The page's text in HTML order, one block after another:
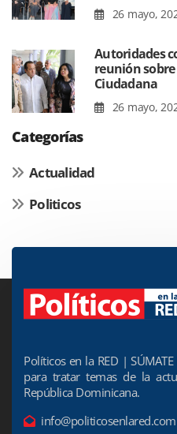
26 mayo,
Autoridades
reunión
Ciudadana
26 mayo,
Categorías
Actualidad
Politicos
Políticos en la RED |
para tratar temas de la
República Dominicana.
info@politicosenlared.com